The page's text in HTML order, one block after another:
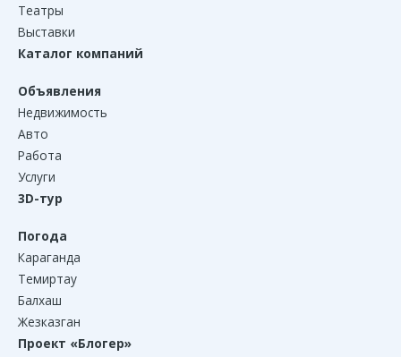
Театры
Выставки
Каталог компаний
Объявления
Недвижимость
Авто
Работа
Услуги
3D-тур
Погода
Караганда
Темиртау
Балхаш
Жезказган
Проект «Блогер»